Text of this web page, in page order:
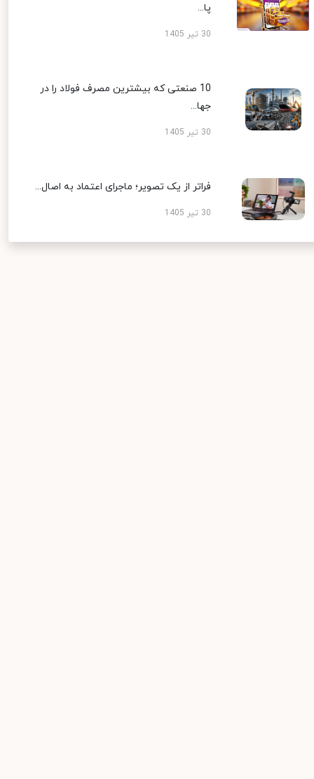
پا...
30 تیر 1405
10 صنعتی که بیشترین مصرف فولاد را در
جها...
30 تیر 1405
فراتر از یک تصویر؛ ماجرای اعتماد به اصال...
30 تیر 1405